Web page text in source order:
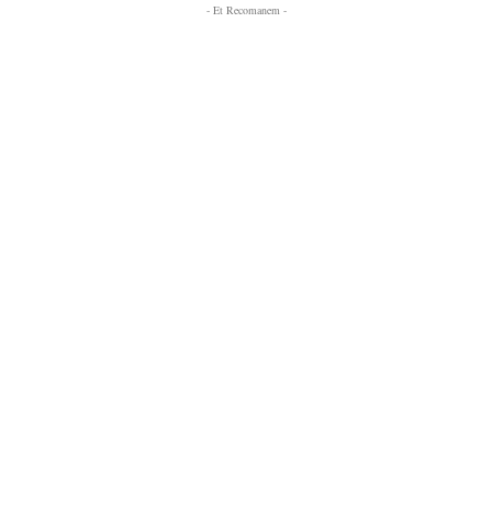
- Et Recomanem -